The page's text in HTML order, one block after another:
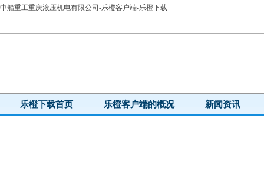
中船重工重庆液压机电有限公司-乐橙客户端-乐橙下载
乐橙下载首页 乐橙客户端的概况 新闻资讯